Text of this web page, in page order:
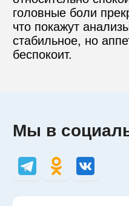
e-mail
головные боли
что покажут
стабильное, но
беспокоит.
Мы в